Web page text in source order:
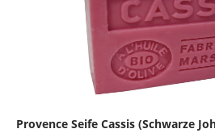
Provence Seife Cassis (Schwarze